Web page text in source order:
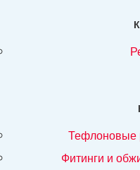
фитинги и